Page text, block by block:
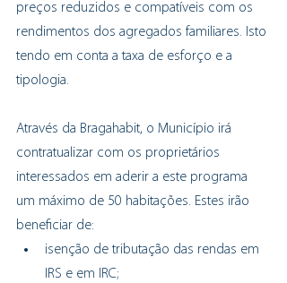
preços reduzidos e compatíveis com os
rendimentos dos agregados familiares. Isto
tendo em conta a taxa de esforço e a
tipologia.
Através da Bragahabit, o Município irá
contratualizar com os proprietários
interessados em aderir a este programa
um máximo de 50 habitações. Estes irão
beneficiar de:
isenção de tributação das rendas em
IRS e em IRC;